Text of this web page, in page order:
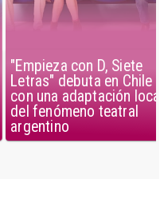
"Empieza con D, Siete
Letras" debuta en Chile
con una adaptación local
del fenómeno teatral
argentino